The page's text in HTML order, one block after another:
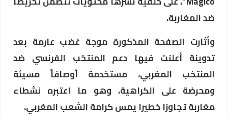
ضد المغاربة.
وأثارت الصفحة المذكورة موجة غضب عارمة بعد
تدوينة أعلنت فيها دعم المنتخب الفرنسي ضد
المنتخب المغربي، مستخدمةً أوصافاً مسيئة
ومحرضة على الكراهية، وهو ما اعتبره نشطاء
مغاربة تجاوزاً خطيراً يمس كرامة الشعب المغربي.